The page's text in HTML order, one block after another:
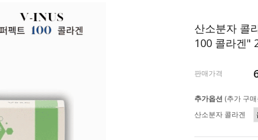
산소분자 콜
100 콜라겐"
판매가격
추가옵션 (추가 구
산소분자 콜라겐